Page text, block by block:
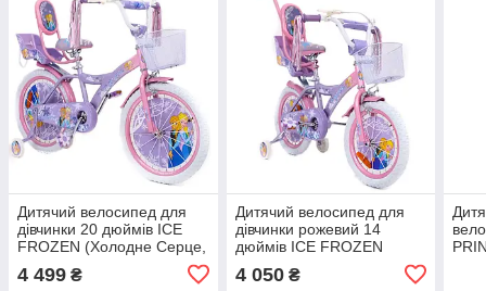
Дитячий велосипед для
дівчинки 20 дюймів ICE
FROZEN (Холодне Серце,
4 499 ₴
Дитячий велосипед для
дівчинки рожевий 14
дюймів ICE FROZEN
(Холодне Серце, Ельза) з
кошиком і багажником
4 050₴